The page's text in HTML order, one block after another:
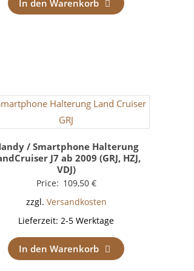
In den Warenkorb
/ Smartphone Halterung
J7 ab 2009 (GRJ, HZJ,
VDJ)
Price: 109,50 €
zzgl. Versandkosten
Lieferzeit:2-5 Werktage
In den Warenkorb